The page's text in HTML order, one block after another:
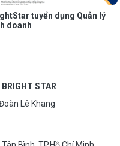
tuyển dụng Quản lý
doanh
STAR
Lê Khang